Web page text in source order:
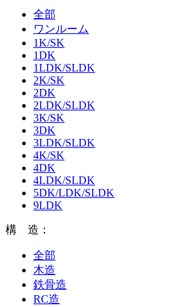
全部
ワンルーム
1K/SK
1DK
1LDK/SLDK
2K/SK
2DK
2LDK/SLDK
3K/SK
3DK
3LDK/SLDK
4K/SK
4DK
4LDK/SLDK
5DK/LDK/SLDK
9LDK
構 造：
全部
木造
鉄骨造
RC造